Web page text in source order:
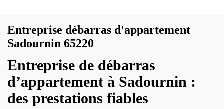
Entreprise débarras d'appartement
Sadournin 65220
Entreprise de débarras
d’appartement à Sadournin :
des prestations fiables